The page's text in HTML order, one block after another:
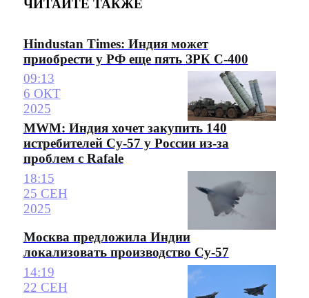
ЧИТАЙТЕ ТАКЖЕ
Hindustan Times: Индия может
приобрести у РФ еще пять ЗРК С-400
09:13
6 ОКТ
2025
MWM: Индия хочет закупить 140
истребителей Су-57 у России из-за
проблем с Rafale
18:15
25 СЕН
2025
Москва предложила Индии
локализовать производство Су-57
14:19
22 СЕН